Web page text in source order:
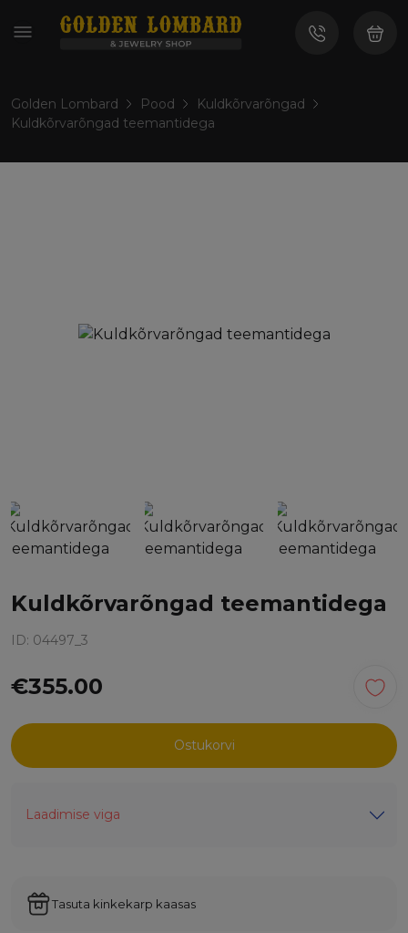
Golden Lombard Pood
Kuldkõrvarõngad
Kuldkõrvarõngad teemantidega
Kuldkõrvarõngad teemantidega
ID: 04497_3
€355.00
Ostukorvi
Tasuta kinkekarp kaasas
Laadimise viga